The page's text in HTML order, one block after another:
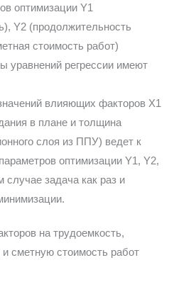
оптимизации Y1
Y2 (продолжительность
стоимость работ)
уравнений регрессии имеют
влияющих факторов X1
в плане и толщина
слоя из ППУ) ведет к
оптимизации Y1, Y2,
случае задача как раз и
на трудоемкость,
сметную стоимость работ